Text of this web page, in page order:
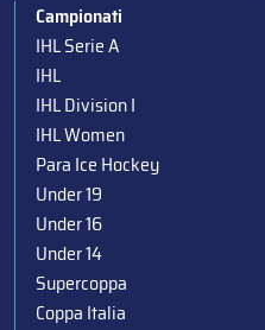
Campionati
IHL Serie A
IHL
IHL Division I
IHL Women
Para Ice Hockey
Under 19
Under 16
Under 14
Supercoppa
Coppa Italia